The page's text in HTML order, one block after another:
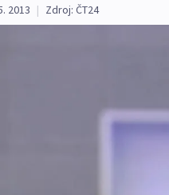
2013 | Zdroj: ČT24